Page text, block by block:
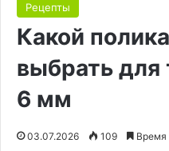
Рецепты
Какой
выбрать для
6 мм
03.07.2026 109 Время